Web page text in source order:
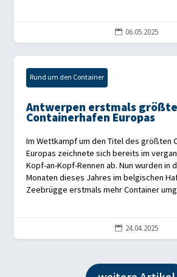
 06.05.2025
Rund um den Container
Antwerpen erstmals
Containerhafen Europas
Im Wettkampf um den Titel des größten
Europas zeichnete sich bereits im
Kopf-an-Kopf-Rennen ab. Nun wurden in
Monaten dieses Jahres im belgischen
Zeebrügge erstmals mehr Container
 24.04.2025